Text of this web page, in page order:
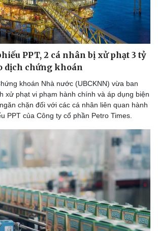
PPT, 2 cá nhân bị xử phạt 3 tỷ
dịch chứng khoán
khoán Nhà nước (UBCKNN) vừa ban
xử phạt vi phạm hành chính và áp dụng biện
chặn đối với các cá nhân liên quan hành
PPT của Công ty cổ phần Petro Times.